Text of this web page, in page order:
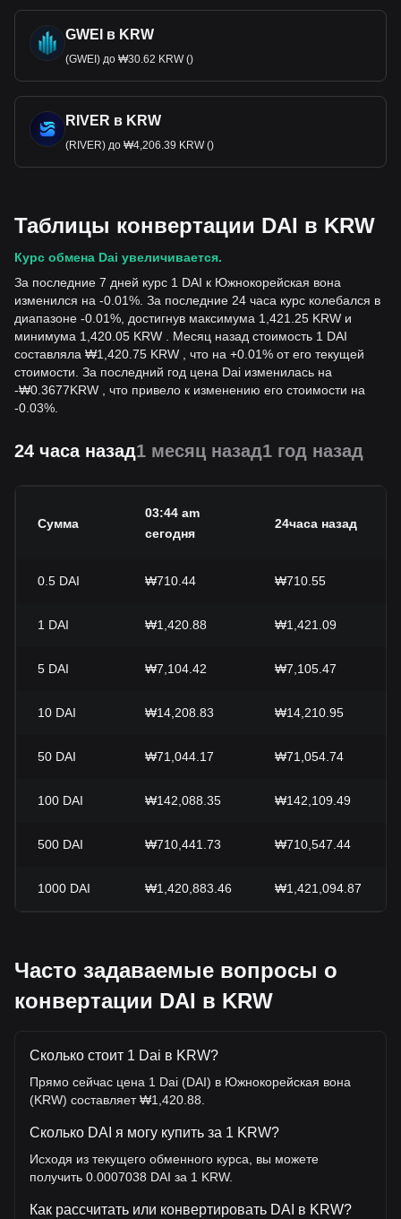
GWEI в KRW
(GWEI) до ₩30.62 KRW ()
RIVER в KRW
(RIVER) до ₩4,206.39 KRW ()
Таблицы конвертации DAI в KRW
Курс обмена Dai увеличивается.
За последние 7 дней курс 1 DAI к Южнокорейская вона
изменился на -0.01%. За последние 24 часа курс колебался в
диапазоне -0.01%, достигнув максимума 1,421.25 KRW и
минимума 1,420.05 KRW . Месяц назад стоимость 1 DAI
составляла ₩1,420.75 KRW , что на +0.01% от его текущей
стоимости. За последний год цена Dai изменилась на
-₩0.3677KRW , что привело к изменению его стоимости на
-0.03%.
24 часа назад1 месяц назад1 год назад
Сумма
03:44 am
сегодня
24часа назад
0.5 DAI ₩710.44 ₩710.55
1 DAI ₩1,420.88 ₩1,421.09
5 DAI ₩7,104.42 ₩7,105.47
10 DAI ₩14,208.83 ₩14,210.95
50 DAI ₩71,044.17 ₩71,054.74
100 DAI ₩142,088.35 ₩142,109.49
500 DAI ₩710,441.73 ₩710,547.44
1000 DAI ₩1,420,883.46 ₩1,421,094.87
Часто задаваемые вопросы о
конвертации DAI в KRW
Сколько стоит 1 Dai в KRW?
Прямо сейчас цена 1 Dai (DAI) в Южнокорейская вона
(KRW) составляет ₩1,420.88.
Сколько DAI я могу купить за 1 KRW?
Исходя из текущего обменного курса, вы можете
получить 0.0007038 DAI за 1 KRW.
Как рассчитать или конвертировать DAI в KRW?